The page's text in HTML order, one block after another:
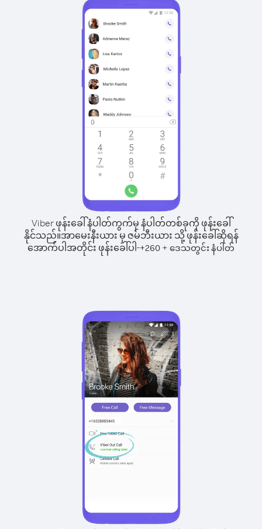
Viber ဖုန်းခေါ်နံပါတ်ကွက်မှ နံပါတ်တစ်ခုကို ဖုန်းခေါ်
နိုင်သည်။အာမေးနီးယား မှ ဇမ်ဘီးယား သို့ ဖုန်းခေါ်ဆိုရန်
အောက်ပါအတိုင်း ဖုန်းခေါ်ပါ-+260 + ဒေသတွင်း နံပါတ်